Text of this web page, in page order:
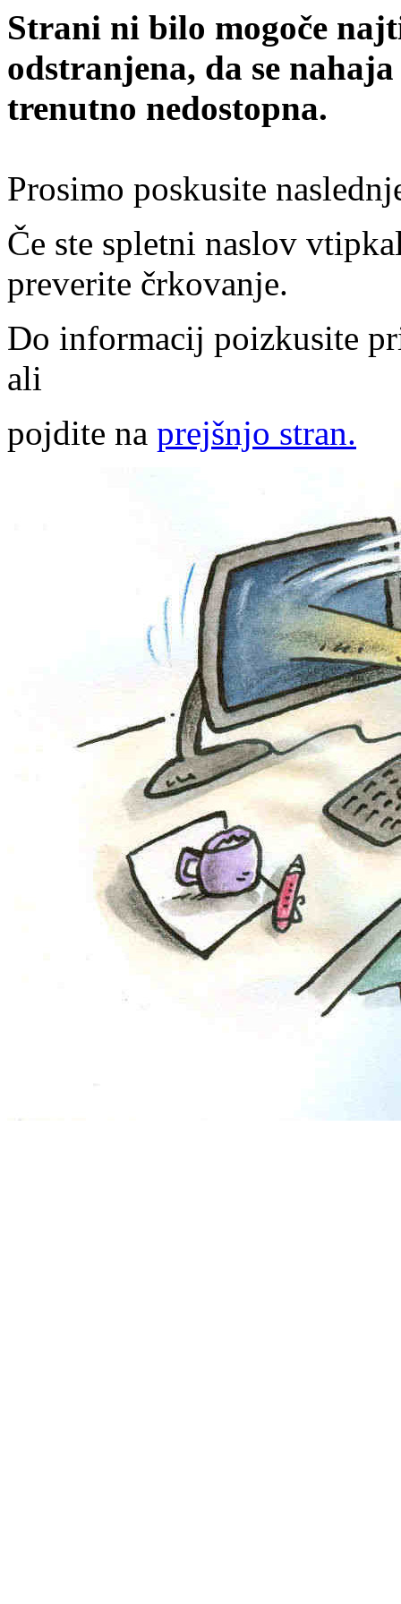
Strani ni bilo mogoče
odstranjena, da se
trenutno nedostopna.
Prosimo poskusite
Če ste spletni naslov
preverite črkovanje.
Do informacij poizkusite
ali
pojdite na prejšnjo stran.